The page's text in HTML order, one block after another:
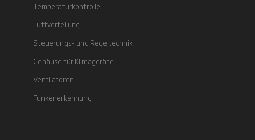
Temperaturkontrolle
Luftverteilung
Steuerungs- und Regeltechnik
Gehäuse für Klimageräte
Ventilatoren
Funkenerkennung